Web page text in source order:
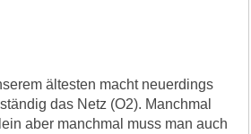
ältesten macht neuerdings
das Netz (O2). Manchmal
aber manchmal muss man auch